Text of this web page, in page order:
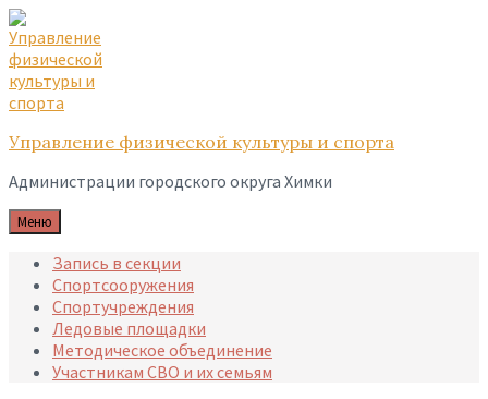
Skip
to
content
Skip
to
main
navigation
Skip
to
footer
Управление физической культуры и спорта
Администрации городского округа Химки
Меню
Запись в секции
Спортсооружения
Спортучреждения
Ледовые площадки
Методическое объединение
Участникам СВО и их семьям